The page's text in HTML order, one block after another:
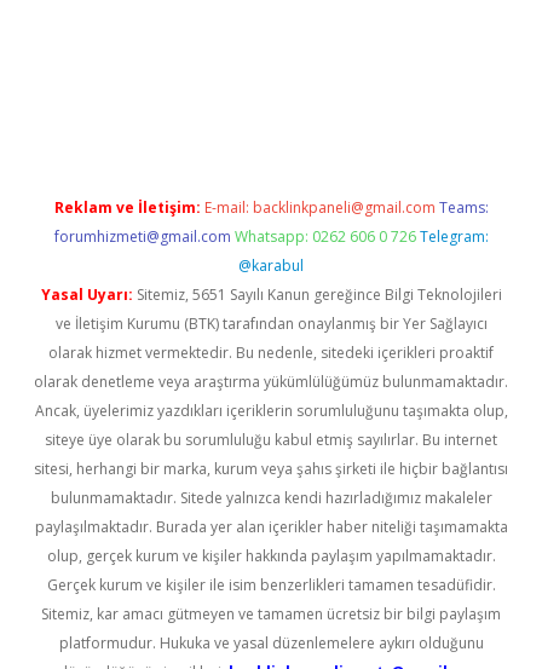
Reklam ve İletişim: E-mail: backlinkpaneli@gmail.com Teams:
forumhizmeti@gmail.com Whatsapp: 0262 606 0 726 Telegram:
@karabul
Yasal Uyarı: Sitemiz, 5651 Sayılı Kanun gereğince Bilgi Teknolojileri
ve İletişim Kurumu (BTK) tarafından onaylanmış bir Yer Sağlayıcı
olarak hizmet vermektedir. Bu nedenle, sitedeki içerikleri proaktif
olarak denetleme veya araştırma yükümlülüğümüz bulunmamaktadır.
Ancak, üyelerimiz yazdıkları içeriklerin sorumluluğunu taşımakta olup,
siteye üye olarak bu sorumluluğu kabul etmiş sayılırlar. Bu internet
sitesi, herhangi bir marka, kurum veya şahıs şirketi ile hiçbir bağlantısı
bulunmamaktadır. Sitede yalnızca kendi hazırladığımız makaleler
paylaşılmaktadır. Burada yer alan içerikler haber niteliği taşımamakta
olup, gerçek kurum ve kişiler hakkında paylaşım yapılmamaktadır.
Gerçek kurum ve kişiler ile isim benzerlikleri tamamen tesadüfidir.
Sitemiz, kar amacı gütmeyen ve tamamen ücretsiz bir bilgi paylaşım
platformudur. Hukuka ve yasal düzenlemelere aykırı olduğunu